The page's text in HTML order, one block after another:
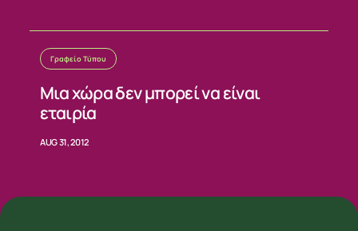
Γραφείο Τύπου
Μια χώρα δεν μπορεί να είναι
εταιρία
AUG 31, 2012